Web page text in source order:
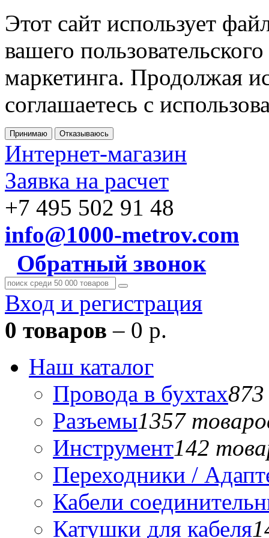
Этот сайт использует
вашего
маркетинга. Продолжая
соглашаетесь с
Принимаю Отказываюсь
Интернет-магазин
Заявка на расчет
+7 495 502 91 48
info@1000-metrov.com
Обратный звонок
Вход и регистрация
0 товаров – 0 р.
Наш каталог
Провода в бухтах
Разъемы1357
Инструмент142
Переходники /
Кабели
Катушки для кабеля